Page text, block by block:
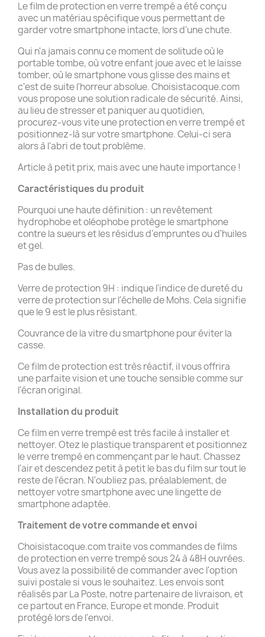
Le film de protection en verre trempé a été conçu
avec un matériau spécifique vous permettant de
garder votre smartphone intacte, lors d'une chute.
Qui n'a jamais connu ce moment de solitude où le
portable tombe, où votre enfant joue avec et le laisse
tomber, où le smartphone vous glisse des mains et
c'est de suite l'horreur absolue. Choisistacoque.com
vous propose une solution radicale de sécurité. Ainsi,
au lieu de stresser et paniquer au quotidien,
procurez-vous vite une protection en verre trempé et
positionnez-là sur votre smartphone. Celui-ci sera
alors à l'abri de tout problème.
Article à petit prix, mais avec une haute importance !
Caractéristiques du produit
Pourquoi une haute définition : un revêtement
hydrophobe et oléophobe protège le smartphone
contre la sueurs et les résidus d'empruntes ou d'huiles
et gel.
Pas de bulles.
Verre de protection 9H : indique l'indice de dureté du
verre de protection sur l'échelle de Mohs. Cela signifie
que le 9 est le plus résistant.
Couvrance de la vitre du smartphone pour éviter la
casse.
Ce film de protection est très réactif, il vous offrira
une parfaite vision et une touche sensible comme sur
l'écran original.
Installation du produit
Ce film en verre trempé est très facile à installer et
nettoyer. Otez le plastique transparent et positionnez
le verre trempé en commençant par le haut. Chassez
l'air et descendez petit à petit le bas du film sur tout le
reste de l'écran. N'oubliez pas, préalablement, de
nettoyer votre smartphone avec une lingette de
smartphone adaptée.
Traitement de votre commande etenvoi
Choisistacoque.com traite vos commandes de films
de protection en verre trempé sous 24 à 48H ouvrées.
Vous avez la possibilité de commander avec l'option
suivi postale si vous le souhaitez. Les envois sont
réalisés par La Poste, notre partenaire de livraison, et
ce partout en France, Europe et monde. Produit
protégé lors de l'envoi.